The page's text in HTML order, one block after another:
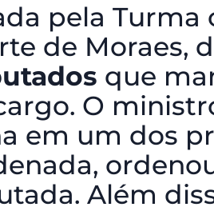
pela Turma
de Moraes,
que
O
em um dos
Além